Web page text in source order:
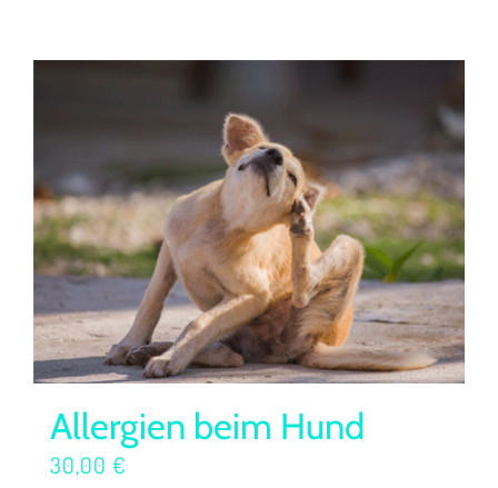
Allergien beim Hund
30,00 €